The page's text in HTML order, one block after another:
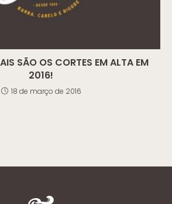
SÃO OS CORTES EM ALTA EM
2016!
18 de março de 2016